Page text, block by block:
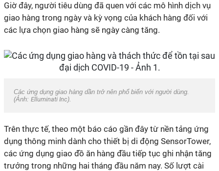
Giờ đây, người tiêu dùng đã quen với các mô hình dịch vụ
giao hàng trong ngày và kỳ vọng của khách hàng đối với
các lựa chọn giao hàng sẽ ngày càng tăng.
Các ứng dụng giao hàng dần trở nên phổ biến với người dùng.
(Ảnh: Elluminati Inc).
Trên thực tế, theo một báo cáo gần đây từ nền tảng ứng
dụng thông minh dành cho thiết bị di động SensorTower,
các ứng dụng giao đồ ăn hàng đầu tiếp tục ghi nhận tăng
trưởng trong những hai tháng đầu năm nay. Số lượt cài